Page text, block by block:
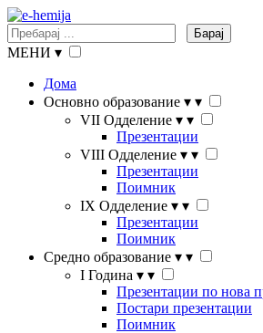
Барај
МЕНИ ▾
Дома
Основно образование ▾ ▾
VII Одделение ▾ ▾
Презентации
VIII Одделение ▾ ▾
Презентации
Поимник
IX Одделение ▾ ▾
Презентации
Поимник
Средно образование ▾ ▾
I Година ▾ ▾
Презентации по нова
Постари презентации
Поимник